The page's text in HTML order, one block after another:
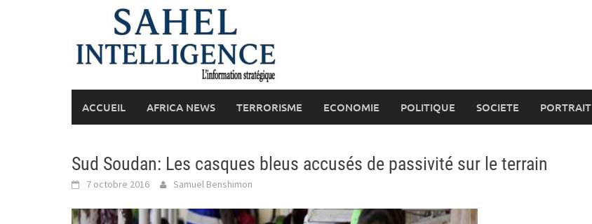
ACCUEIL AFRICA NEWS TERRORISME ECONOMIE POLITIQUE SOCIETE PORTRAIT
Sud Soudan: Les casques bleus accusés de passivité sur le terrain
7 octobre 2016 Samuel Benshimon